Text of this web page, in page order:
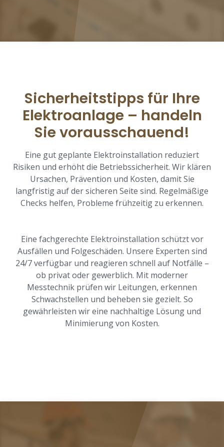
Sicherheitstipps für Ihre
Elektroanlage – handeln
Sie vorausschauend!
Eine gut geplante Elektroinstallation reduziert
Risiken und erhöht die Betriebssicherheit. Wir klären
Ursachen, Prävention und Kosten, damit Sie
langfristig auf der sicheren Seite sind. Regelmäßige
Checks helfen, Probleme frühzeitig zu erkennen.
Eine fachgerechte Elektroinstallation schützt vor
Ausfällen und Folgeschäden. Unsere Experten sind
24/7 verfügbar und reagieren schnell auf Notfälle –
ob privat oder gewerblich. Mit moderner
Messtechnik prüfen wir Leitungen, erkennen
Schwachstellen und beheben sie gezielt. So
gewährleisten wir eine nachhaltige Lösung und
Minimierung von Kosten.